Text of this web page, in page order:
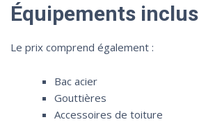
Équipements inclus
Le prix comprend également :
Bac acier
Gouttières
Accessoires de toiture